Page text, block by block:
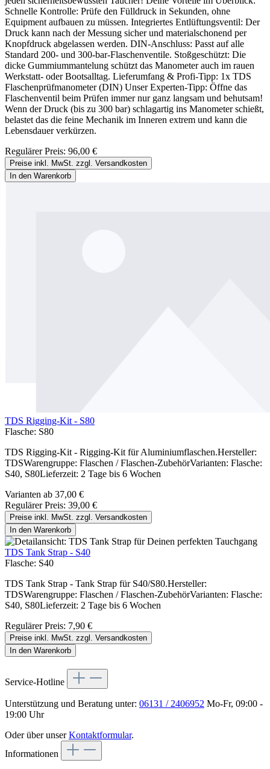
Schnelle Kontrolle: Prüfe den Fülldruck in Sekunden, ohne
Equipment aufbauen zu müssen. Integriertes Entlüftungsventil: Der
Druck kann nach der Messung sicher und materialschonend per
Knopfdruck abgelassen werden. DIN-Anschluss: Passt auf alle
Standard 200- und 300-bar-Flaschenventile. Stoßgeschützt: Die
dicke Gummiummantelung schützt das Manometer auch im rauen
Werkstatt- oder Bootsalltag. Lieferumfang & Profi-Tipp: 1x TDS
Flaschenprüfmanometer (DIN) Unser Experten-Tipp: Öffne das
Flaschenventil beim Prüfen immer nur ganz langsam und behutsam!
Wenn der Druck (bis zu 300 bar) schlagartig ins Manometer schießt,
belastet das die feine Mechanik im Inneren extrem und kann die
Lebensdauer verkürzen.
Regulärer Preis: 96,00 €
Preise inkl. MwSt. zzgl. Versandkosten
In den Warenkorb
TDS Rigging-Kit - S80
Flasche: S80
TDS Rigging-Kit - Rigging-Kit für Aluminiumflaschen.Hersteller:
TDSWarengruppe: Flaschen / Flaschen-ZubehörVarianten: Flasche:
S40, S80Lieferzeit: 2 Tage bis 6 Wochen
Varianten ab 37,00 €
Regulärer Preis: 39,00 €
Preise inkl. MwSt. zzgl. Versandkosten
In den Warenkorb
TDS Tank Strap - S40
Flasche: S40
TDS Tank Strap - Tank Strap für S40/S80.Hersteller:
TDSWarengruppe: Flaschen / Flaschen-ZubehörVarianten: Flasche:
S40, S80Lieferzeit: 2 Tage bis 6 Wochen
Regulärer Preis: 7,90 €
Preise inkl. MwSt. zzgl. Versandkosten
In den Warenkorb
Service-Hotline
Unterstützung und Beratung unter: 06131 / 2406952 Mo-Fr, 09:00 -
19:00 Uhr
Oder über unserKontaktformular.
Informationen